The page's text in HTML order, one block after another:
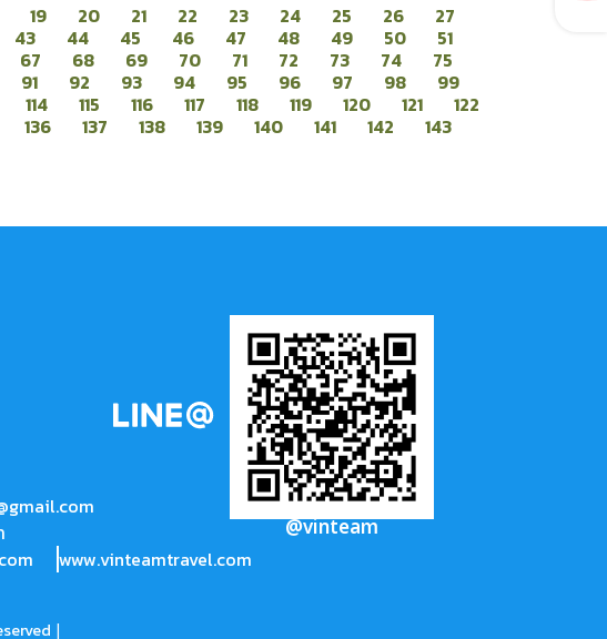
19 20 21 22 23 24 25 26
27
43 44 45 46 47 48 49 50
51
67 68 69 70 71 72 73 74
75
91 92 93 94 95 96 97 98
99
114 115 116 117 118 119 120 121
122
136 137 138 139 140 141 142 143
www.vinteamtravel.com
@vinteam
|